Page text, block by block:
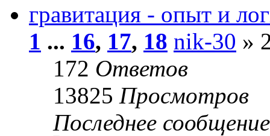
гравитация - опыт и
1 ... 16, 17, 18 nik-30 »
172 Ответов
13825 Просмотров
Последнее